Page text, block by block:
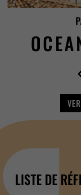
LISTE DE